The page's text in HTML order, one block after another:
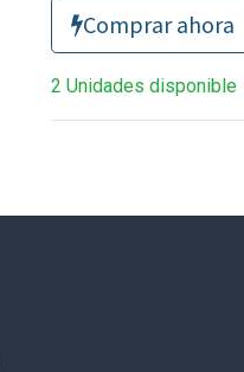
Comprar ahora
2 Unidades disponible